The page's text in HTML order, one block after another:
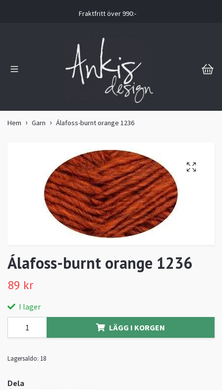
Fraktfritt över 990:-
Hem Garn Álafoss-burnt orange 1236
Álafoss-burnt orange 1236
89 kr
I lager
LÄGG I KORGEN
Lagersaldo: 18
Dela